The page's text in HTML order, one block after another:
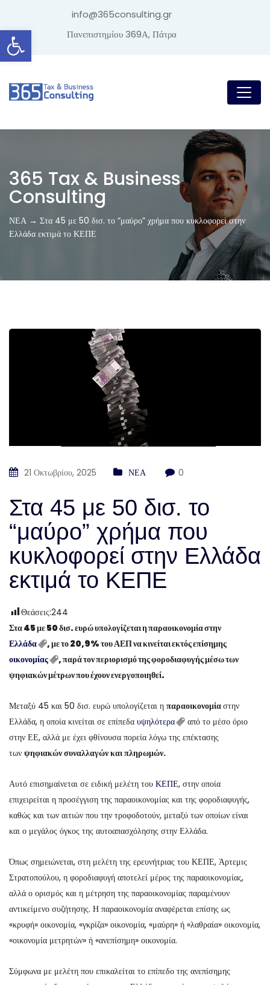
Ανοίξτε τη γραμμή εργαλείων
info@365consulting.gr
Πανεπιστημίου 369Α, Πάτρα
365 Tax & Business
Consulting
ΝΕΑ → Στα 45 με 50 δισ. το “μαύρο” χρήμα που κυκλοφορεί στην
Ελλάδα εκτιμά το ΚΕΠΕ
21 Οκτωβρίου, 2025 ΝΕΑ 0
Στα 45 με 50 δισ. το
“μαύρο” χρήμα που
κυκλοφορεί στην Ελλάδα
εκτιμά το ΚΕΠΕ
Θεάσεις:244
Στα 45 με 50 δισ. ευρώ υπολογίζεται η παραοικονομία στην
Ελλάδα
, με το 20,9% του ΑΕΠ να κινείται εκτός επίσημης
οικονομίας
, παρά τον περιορισμό της φοροδιαφυγής μέσω των
ψηφιακών μέτρων που έχουν ενεργοποιηθεί.
Μεταξύ 45 και 50 δισ. ευρώ υπολογίζεται η παραοικονομίαστην
Ελλάδα, η οποία κινείται σε επίπεδα υψηλότερα
από το μέσο όριο
στην ΕΕ, αλλά με έχει φθίνουσα πορεία λόγω της επέκτασης
των ψηφιακών συναλλαγών και πληρωμών.
Αυτό επισημαίνεται σε ειδική μελέτη του ΚΕΠΕ, στην οποία
επιχειρείται η προσέγγιση της παραοικονομίας και της φοροδιαφυγής,
καθώς και των αιτιών που την τροφοδοτούν, μεταξύ των οποίων είναι
και ο μεγάλος όγκος της αυτοαπασχόλησης στην Ελλάδα.
Όπως σημειώνεται, στη μελέτη της ερευνήτριας του ΚΕΠΕ, Άρτεμις
Στρατοπούλου, η φοροδιαφυγή αποτελεί μέρος της παραοικονομίας,
αλλά ο ορισμός και η μέτρηση της παραοικονομίας παραμένουν
αντικείμενο συζήτησης. Η παραοικονομία αναφέρεται επίσης ως
«κρυφή» οικονομία, «γκρίζα» οικονομία, «μαύρη» ή «λαθραία» οικονομία,
«οικονομία μετρητών» ή «ανεπίσημη» οικονομία.
Σύμφωνα με μελέτη που επικαλείται το επίπεδο της ανεπίσημης